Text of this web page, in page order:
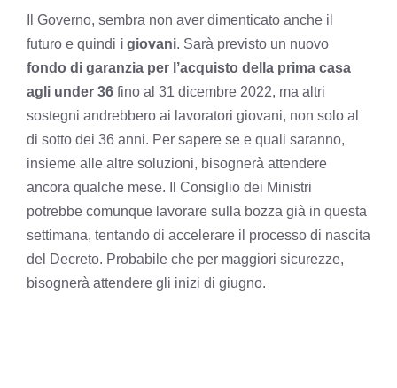
Il Governo, sembra non aver dimenticato anche il
futuro e quindi i giovani. Sarà previsto un nuovo
fondo di garanzia per l’acquisto della prima casa
agli under 36 fino al 31 dicembre 2022, ma altri
sostegni andrebbero ai lavoratori giovani, non solo al
di sotto dei 36 anni. Per sapere se e quali saranno,
insieme alle altre soluzioni, bisognerà attendere
ancora qualche mese. Il Consiglio dei Ministri
potrebbe comunque lavorare sulla bozza già in questa
settimana, tentando di accelerare il processo di nascita
del Decreto. Probabile che per maggiori sicurezze,
bisognerà attendere gli inizi di giugno.